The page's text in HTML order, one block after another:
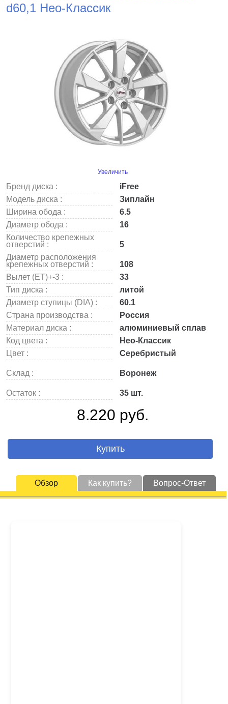
d60,1 Нео-Классик
Увеличить
Бренд диска :
iFree
Модель диска :
Зиплайн
Ширина обода :
6.5
Диаметр обода :
16
Количество крепежных
отверстий :
5
Диаметр расположения
крепежных отверстий :
108
Вылет (ET)+-3 :
33
Тип диска :
литой
Диаметр ступицы (DIA) :
60.1
Страна производства :
Россия
Материал диска :
алюминиевый сплав
Код цвета :
Нео-Классик
Цвет :
Серебристый
Склад : Воронеж
Остаток : 35 шт.
8.220 руб.
Купить
Обзор Как купить? Вопрос-Ответ